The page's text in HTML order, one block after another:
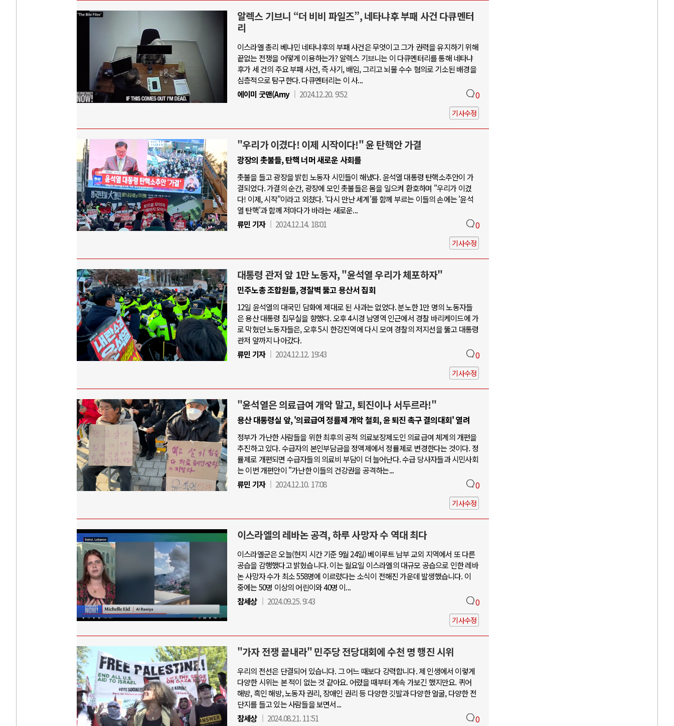
알렉스 기브니 “더 비비 파일즈”, 네타냐후 부패 사건 다큐멘터
리
이스라엘 총리 베냐민 네타냐후의 부패 사건은 무엇이고 그가 권력을 유지하기 위해
끝없는 전쟁을 어떻게 이용하는가? 알렉스 기브니는 이 다큐멘터리를 통해 네타냐
후가 세 건의 주요 부패 사건, 즉 사기, 배임, 그리고 뇌물 수수 혐의로 기소된 배경을
심층적으로 탐구한다. 다큐멘터리는 이 사...
에이미 굿맨(Amy
2024.12.20. 9:52 0
기사수정
"우리가 이겼다! 이제 시작이다!" 윤 탄핵안 가결
광장의 촛불들, 탄핵 너머 새로운 사회를
촛불을 들고 광장을 밝힌 노동자 시민들이 해냈다. 윤석열 대통령 탄핵소추안이 가
결되었다. 가결의 순간, 광장에 모인 촛불들은 몸을 일으켜 환호하며 "우리가 이겼
다! 이제, 시작"이라고 외쳤다. '다시 만난 세계'를 함께 부르는 이들의 손에는 '윤석
열 탄핵'과 함께 저마다가 바라는 새로운...
류민 기자
2024.12.14. 18:01 0
기사수정
대통령 관저 앞 1만 노동자, "윤석열 우리가 체포하자"
민주노총 조합원들, 경찰벽 뚫고 용산서 집회
12일 윤석열의 대국민 담화에 제대로 된 사과는 없었다. 분노한 1만 명의 노동자들
은 용산 대통령 집무실을 향했다. 오후 4시경 남영역 인근에서 경찰 바리케이드에 가
로 막혔던 노동자들은, 오후 5시 한강진역에 다시 모여 경찰의 저지선을 뚫고 대통령
관저 앞까지 나아갔다.
류민 기자
2024.12.12. 19:43 0
기사수정
"윤석열은 의료급여 개악 말고, 퇴진이나 서두르라!"
용산 대통령실 앞, '의료급여 정률제 개악 철회, 윤 퇴진 촉구 결의대회' 열려
정부가 가난한 사람들을 위한 최후의 공적 의료보장제도인 의료급여 체계의 개편을
추진하고 있다. 수급자의 본인부담금을 정액제에서 정률제로 변경한다는 것이다. 정
률제로 개편되면 수급자들의 의료비 부담이 더 늘어난다. 수급 당사자들과 시민사회
는 이번 개편안이 "가난한 이들의 건강권을 공격하는...
류민 기자
2024.12.10. 17:08 0
기사수정
이스라엘의 레바논 공격, 하루 사망자 수 역대 최다
이스라엘군은 오늘(현지 시간 기준 9월 24일) 베이루트 남부 교외 지역에서 또 다른
공습을 감행했다고 밝혔습니다. 이는 월요일 이스라엘의 대규모 공습으로 인한 레바
논 사망자 수가 최소 558명에 이르렀다는 소식이 전해진 가운데 발생했습니다. 이
중에는 50명 이상의 어린이와 40명 이...
참세상
2024.09.25. 9:43 0
기사수정
"가자 전쟁 끝내라" 민주당 전당대회에 수천 명 행진 시위
우리의 전선은 단결되어 있습니다. 그 어느 때보다 강력합니다. 제 인생에서 이렇게
다양한 시위는 본 적이 없는 것 같아요. 어렸을 때부터 계속 가보긴 했지만요. 퀴어
해방, 흑인 해방, 노동자 권리, 장애인 권리 등 다양한 깃발과 다양한 얼굴, 다양한 전
단지를 들고 있는 사람들을 보면서...
참세상
2024.08.21. 11:51 0